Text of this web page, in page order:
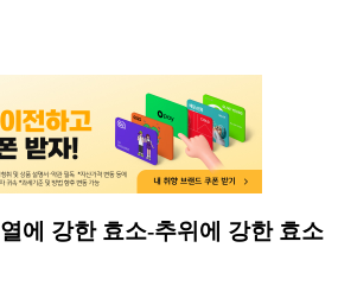
에 강한 효소-추위에 강한 효소